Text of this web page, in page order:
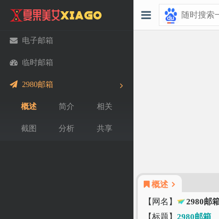
电子邮箱
临时邮箱
2980邮箱
概述 简介 相关
截图 分析 共享
概述
【网名】
2980邮
【标题】 2980邮箱